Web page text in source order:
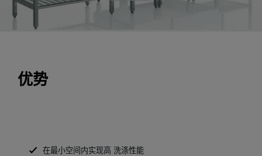
优势
在最小空间内实现高 洗涤性能